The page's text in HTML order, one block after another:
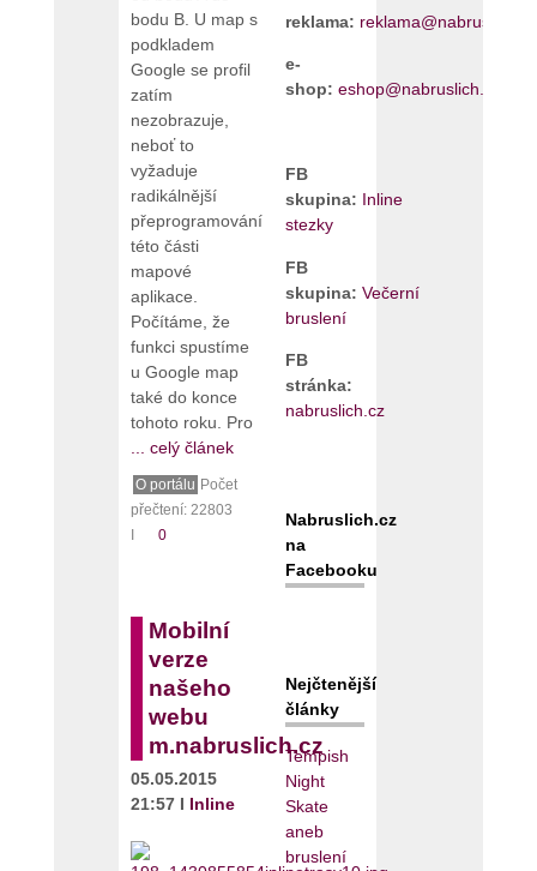
bodu B. U map s
podkladem
Google se profil
zatím
nezobrazuje,
neboť to
vyžaduje
radikálnější
přeprogramování
této části
mapové
aplikace.
Počítáme, že
funkci spustíme
u Google map
také do konce
tohoto roku. Pro
... celý článek
O portálu Počet
přečtení: 22803
0
Mobilní
verze
našeho
webu
m.nabruslich.cz
05.05.2015
21:57 I Inline
reklama: reklama@nabruslich.cz
e-
shop: eshop@nabruslich.cz
FB
skupina: Inline
stezky
FB
skupina: Večerní
bruslení
FB
stránka:
nabruslich.cz
Nabruslich.cz
na
Facebooku
Nejčtenější
články
Tempish
Night
Skate
aneb
bruslení